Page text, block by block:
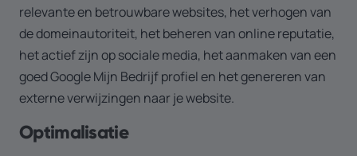
relevante en betrouwbare websites, het verhogen van
de domeinautoriteit, het beheren van online reputatie,
het actief zijn op sociale media, het aanmaken van een
goed Google Mijn Bedrijf profiel en het genereren van
externe verwijzingen naar je website.
Optimalisatie